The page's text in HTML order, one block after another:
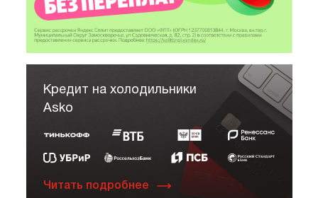
Кредит на холодильники
Asko
Читать подробнее